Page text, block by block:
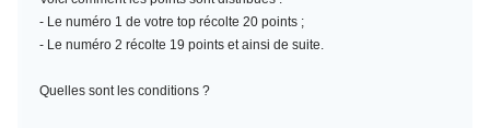
- Le numéro 1 de votre top récolte 20 points ;
- Le numéro 2 récolte 19 points et ainsi de suite.
Quelles sont les conditions ?